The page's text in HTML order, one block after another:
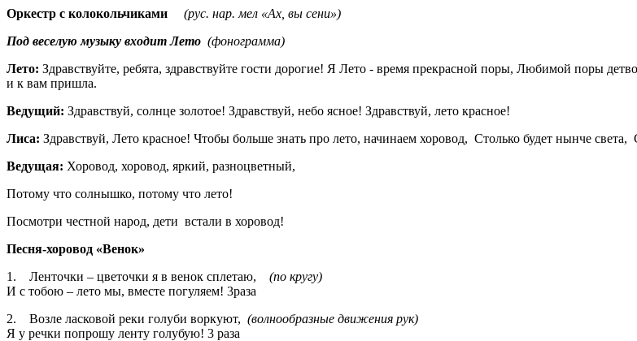
Оркестр с колокольчиками (рус. нар. мел «Ах, вы сени»)
Под веселую музыку входит Лето (фонограмма)
Лето: Здравствуйте, ребята, здравствуйте гости дорогие! Я Лето - время прекрасной поры, Любимой поры
и к вам пришла.
Ведущий: Здравствуй, солнце золотое! Здравствуй, небо ясное! Здравствуй, лето красное!
Лиса: Здравствуй, Лето красное! Чтобы больше знать про лето, начинаем хоровод, Столько будет нынче
Ведущая: Хоровод, хоровод, яркий, разноцветный,
Потому что солнышко, потому что лето!
Посмотри честной народ, дети встали в хоровод!
Песня-хоровод «Венок»
1. Ленточки – цветочки я в венок сплетаю, (по кругу)
И с тобою – лето мы, вместе погуляем! 3раза
2. Возле ласковой реки голуби воркуют, (волнообразные движения рук)
Я у речки попрошу ленту голубую! 3 раза